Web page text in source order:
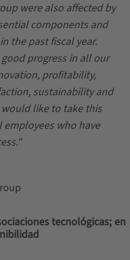
were also affected by
components and
the past fiscal year.
progress in all our
profitability,
sustainability and
like to take this
who have
tecnológicas; en